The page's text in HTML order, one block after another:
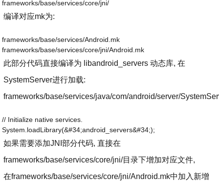
frameworks/base/services/core/jni/
编译对应mk为:
frameworks/base/services/Android.mk
frameworks/base/services/core/jni/Android.mk
此部分代码直接编译为 libandroid_servers 动态库, 在
SystemServer进行加载:
frameworks/base/services/java/com/android/server/
// Initialize native services.
System.loadLibrary(&#34;android_servers&#34;);
如果需要添加JNI部分代码, 直接在
frameworks/base/services/core/jni/目录下增加对应文件,
在frameworks/base/services/core/jni/Android.mk中加入新增